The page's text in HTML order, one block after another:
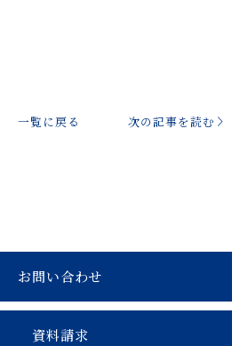
一覧に戻る 次の記事を読む
お問い合わせ
資料請求